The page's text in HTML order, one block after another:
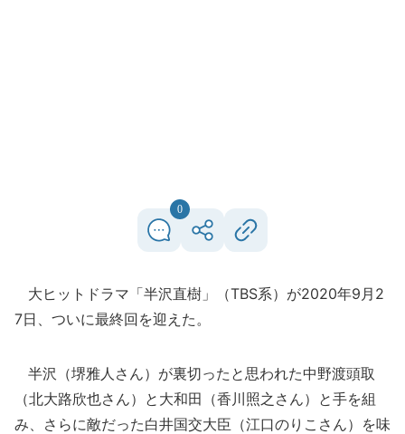
0
大ヒットドラマ「半沢直樹」（TBS系）が2020年9月2
7日、ついに最終回を迎えた。
半沢（堺雅人さん）が裏切ったと思われた中野渡頭取
（北大路欣也さん）と大和田（香川照之さん）と手を組
み、さらに敵だった白井国交大臣（江口のりこさん）を味